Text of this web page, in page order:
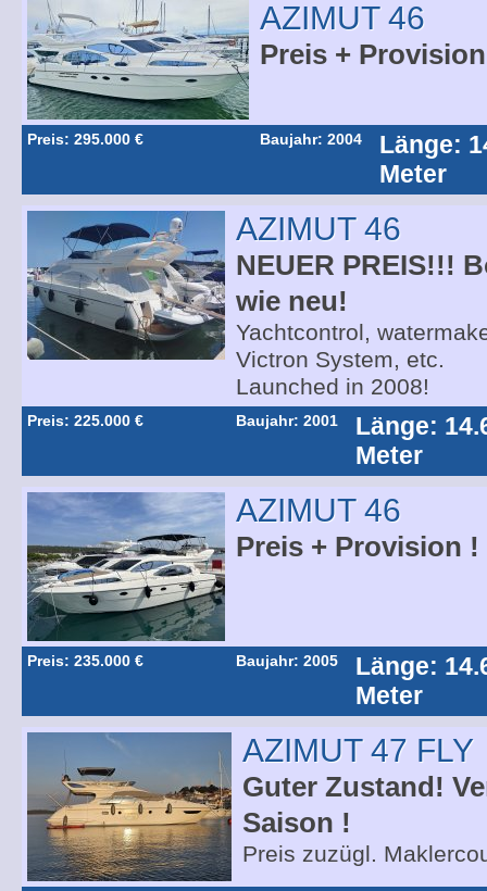
AZIMUT 46
Preis +
Preis: 295.000 € Baujahr: 2004
Länge:
Meter
AZIMUT 46
NEUER PREIS!!!
wie neu!
Yachtcontrol,
Victron System, etc.
Launched in 2008!
Preis: 225.000 € Baujahr: 2001
Länge:
Meter
AZIMUT 46
Preis + Provision !
Preis: 235.000 € Baujahr: 2005
Länge:
Meter
AZIMUT 47 FLY
Guter Zustand!
Saison !
Preis zuzügl.